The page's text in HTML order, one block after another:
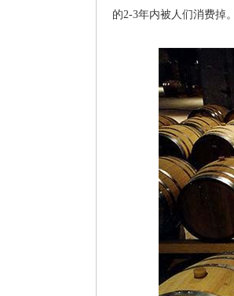
的2-3年内被人们消费掉。